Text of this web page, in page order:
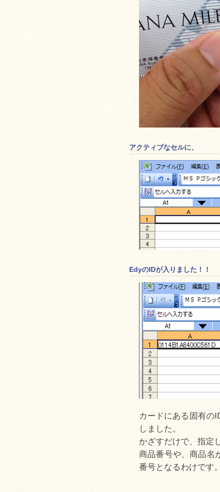
アクティブなセルに、
EdyのIDが入りました！！
カードにある固有の
しました。
かざすだけで、指定
商品番号や、商品名
番号となるわけです